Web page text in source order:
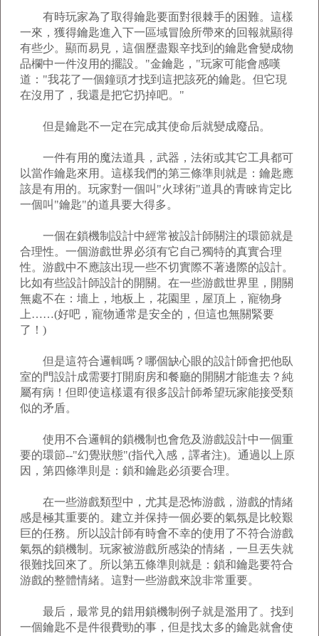
有時玩家為了取得鑰匙要面對很棘手的困難。這樣
一來，獲得鑰匙進入下一區域冒險所帶來的回報就顯得
有些少。顯而易見，這個歷盡艱辛找到的鑰匙會變成物
品欄中一件沒用的擺設。"金鑰匙，"玩家可能會感嘆
道："我花了一個鐘頭才找到這把該死的鑰匙。但它現
在沒用了，我還是把它扔掉吧。"
但是鑰匙不一定在完成其使命后就變成廢品。
一件有用的魔法道具，武器，法術或其它工具都可
以當作鑰匙來用。這樣我們的第三條準則就是：鑰匙應
該是有用的。玩家對一個叫"火球術"道具的青睞肯定比
一個叫"鑰匙"的道具要大得多。
一個在鎖機制設計中經常被設計師關注的環節就是
合理性。一個游戲世界必須有它自己獨特的真實合理
性。游戲中不應該出現一些不切實際不著邊際的設計。
比如有些設計師設計的開關。在一些游戲世界里，開關
無處不在：墻上，地板上，花園里，屋頂上，寵物身
上……(好吧，寵物通常是安全的，但這也無關緊要
了！)
但是這符合邏輯嗎？哪個缺心眼的設計師會把他臥
室的門設計成需要打開廚房和餐廳的開關才能進去？純
屬有病！但即使這樣還有很多設計師希望玩家能接受類
似的矛盾。
使用不合邏輯的鎖機制也會危及游戲設計中一個重
要的環節--"幻覺狀態"(指代入感，譯者注)。通過以上原
因，第四條準則是：鎖和鑰匙必須要合理。
在一些游戲類型中，尤其是恐怖游戲，游戲的情緒
感是極其重要的。建立并保持一個必要的氣氛是比較艱
巨的任務。所以設計師有時會不幸的使用了不符合游戲
氣氛的鎖機制。玩家被游戲所感染的情緒，一旦丟失就
很難找回來了。所以第五條準則就是：鎖和鑰匙要符合
游戲的整體情緒。這對一些游戲來說非常重要。
最后，最常見的錯用鎖機制例子就是濫用了。找到
一個鑰匙不是件很費勁的事，但是找太多的鑰匙就會使